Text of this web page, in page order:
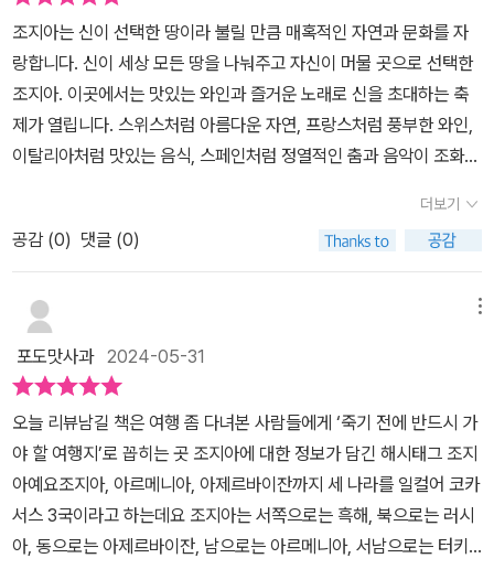
조지아는 신이 선택한 땅이라 불릴 만큼 매혹적인 자연과 문화를 자
랑합니다. 신이 세상 모든 땅을 나눠주고 자신이 머물 곳으로 선택한
조지아. 이곳에서는 맛있는 와인과 즐거운 노래로 신을 초대하는 축
제가 열립니다. 스위스처럼 아름다운 자연, 프랑스처럼 풍부한 와인,
이탈리아처럼 맛있는 음식, 스페인처럼 정열적인 춤과 음악이 조화를
반드시 가야 할 여행지’로 손꼽히는 곳이기도 합니다.19세기 중반, 톨
스토이는 코카서스 주둔군에 자원해 4년간 복무하며 소설을 집필했
습니다. 막심 고리키는 1891년 트빌리시에 와서 코카서스 산맥의 장
엄함과 사람들의 낭만적인 기질에 매료되어 작가로서의 길을 걷게 되
었다고 합니다. 이런 문학적 영감이 넘치는 조지아는 오래된 교회와
워치타워, 고성과 아름다운 산들로 둘러싸여 있습니다.조지아의 수도
트빌리시는 고풍스러움과 현대적 매력이 공존하는 곳입니다. 2003
년 장미혁명 이후 서방세계와의 교류가 늘었지만, 2008년 러시아의
침공으로 한때 개방이 제약받기도 했습니다. 그러나 현재는 다시 관
광객이 늘어나면서 새로운 관광대국으로 도약하고 있습니다. 트빌리
시에서는 하루씩 다녀올 수 있는 소도시들도 많아 여행의 거점으로
이상적입니다.조지아의 옛 수도이자 역사적인 마을 므츠헤타, 스탈린
더보기
공감 (0) 댓글 (0)
포도맛사과2024-05-31
⁠오늘 리뷰남길 책은 여행 좀 다녀본 사람들에게 ‘죽기 전에 반드시 가
야 할 여행지’로 꼽히는 곳 조지아에 대한 정보가 담긴 해시태그 조지
아예요조지아, 아르메니아, 아제르바이잔까지 세 나라를 일컬어 코카
서스 3국이라고 하는데요 조지아는 서쪽으로는 흑해, 북으로는 러시
아, 동으로는 아제르바이잔, 남으로는 아르메니아, 서남으로는 터키